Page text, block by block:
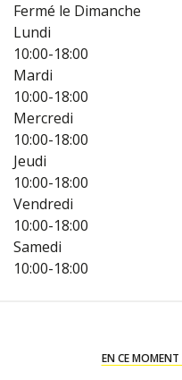
Fermé le Dimanche
Lundi
10:00-18:00
Mardi
10:00-18:00
Mercredi
10:00-18:00
Jeudi
10:00-18:00
Vendredi
10:00-18:00
Samedi
10:00-18:00
EN CE